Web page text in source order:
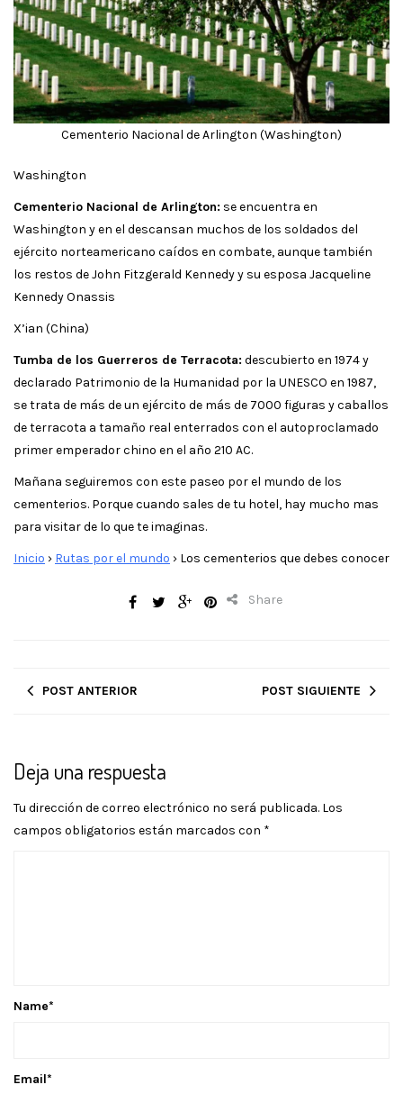
Cementerio Nacional de Arlington (Washington)
Washington
Cementerio Nacional de Arlington: se encuentra en
Washington y en el descansan muchos de los soldados del
ejército norteamericano caídos en combate, aunque también
los restos de John Fitzgerald Kennedy y su esposa Jacqueline
Kennedy Onassis
X’ian (China)
Tumba de los Guerreros de Terracota: descubierto en 1974 y
declarado Patrimonio de la Humanidad por la UNESCO en 1987,
se trata de más de un ejército de más de 7000 figuras y caballos
de terracota a tamaño real enterrados con el autoproclamado
primer emperador chino en el año 210 AC.
Mañana seguiremos con este paseo por el mundo de los
cementerios. Porque cuando sales de tu hotel, hay mucho mas
para visitar de lo que te imaginas.
Inicio › Rutas por el mundo › Los cementerios que debes conocer
Share
POST ANTERIOR POST SIGUIENTE
Deja una respuesta
Tu dirección de correo electrónico no será publicada. Los
campos obligatorios están marcados con *
Name*
Email*